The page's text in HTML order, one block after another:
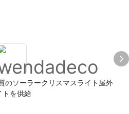
ソーラークリスマスライト屋外
トを供給